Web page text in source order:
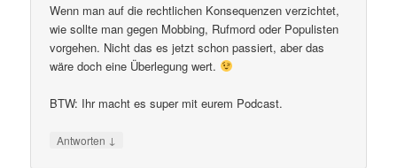
Wenn man auf die rechtlichen Konsequenzen verzichtet,
wie sollte man gegen Mobbing, Rufmord oder Populisten
vorgehen. Nicht das es jetzt schon passiert, aber das
wäre doch eine Überlegung wert.
BTW: Ihr macht es super mit eurem Podcast.
Antworten ↓